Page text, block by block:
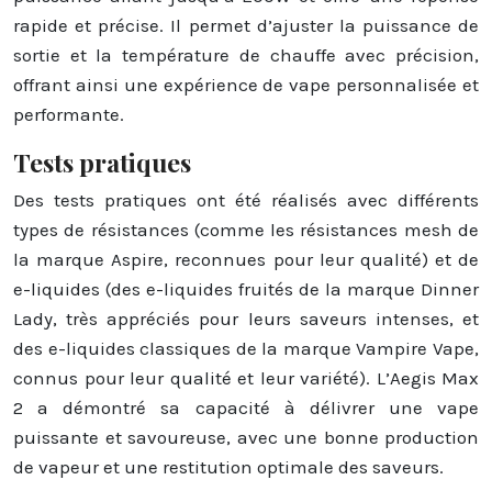
rapide et précise. Il permet d’ajuster la puissance de
sortie et la température de chauffe avec précision,
offrant ainsi une expérience de vape personnalisée et
performante.
Tests pratiques
Des tests pratiques ont été réalisés avec différents
types de résistances (comme les résistances mesh de
la marque Aspire, reconnues pour leur qualité) et de
e-liquides (des e-liquides fruités de la marque Dinner
Lady, très appréciés pour leurs saveurs intenses, et
des e-liquides classiques de la marque Vampire Vape,
connus pour leur qualité et leur variété). L’Aegis Max
2 a démontré sa capacité à délivrer une vape
puissante et savoureuse, avec une bonne production
de vapeur et une restitution optimale des saveurs.